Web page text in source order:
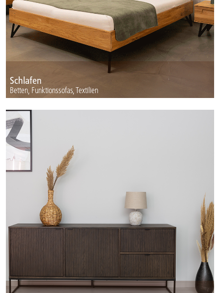
Schlafen
Betten, Funktionssofas, Textilien